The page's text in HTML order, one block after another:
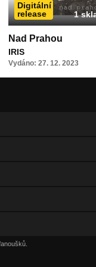
Digitální
release
1
Nad Prahou
IRIS
Vydáno: 27. 12. 2023